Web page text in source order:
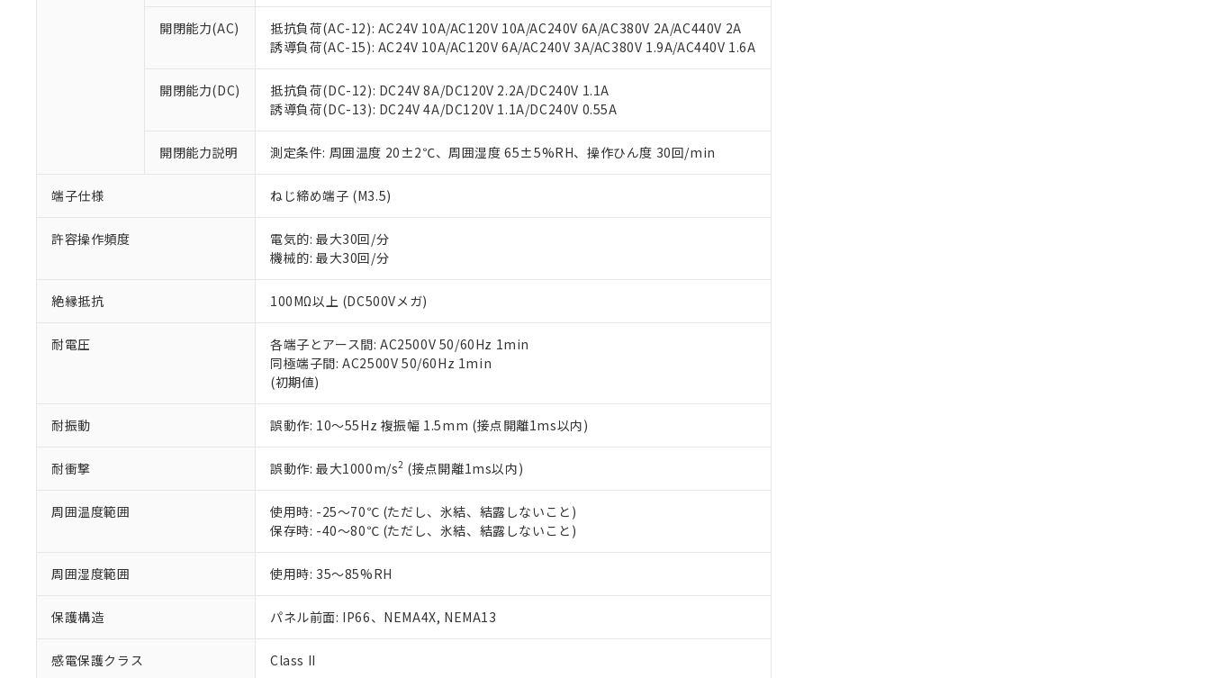
開閉能力(AC)
抵抗負荷(AC-12): AC24V 10A/AC120V 10A/AC240V 6A/AC380V 2A/AC440V 2A
誘導負荷(AC-15): AC24V 10A/AC120V 6A/AC240V 3A/AC380V 1.9A/AC440V 1.6A
開閉能力(DC)
抵抗負荷(DC-12): DC24V 8A/DC120V 2.2A/DC240V 1.1A
誘導負荷(DC-13): DC24V 4A/DC120V 1.1A/DC240V 0.55A
開閉能力説明 測定条件: 周囲温度 20±2℃、周囲湿度 65±5%RH、操作ひん度 30回/min
端子仕様 ねじ締め端子 (M3.5)
許容操作頻度
電気的: 最大30回/分
機械的: 最大30回/分
絶縁抵抗 100MΩ以上 (DC500Vメガ)
耐電圧
各端子とアース間: AC2500V 50/60Hz 1min
同極端子間: AC2500V 50/60Hz 1min
(初期値)
耐振動 誤動作: 10～55Hz 複振幅 1.5mm (接点開離1ms以内)
耐衝撃 誤動作: 最大1000m/s2 (接点開離1ms以内)
周囲温度範囲
使用時: -25～70℃ (ただし、氷結、結露しないこと)
保存時: -40～80℃ (ただし、氷結、結露しないこと)
周囲湿度範囲 使用時: 35～85%RH
保護構造 パネル前面: IP66、NEMA4X, NEMA13
感電保護クラス Class II
本サービスは、当社制御機器事業取扱商品の当社在庫状況および標準価格(税抜)を提供させていただ
くものです。
当社制御機器事業取扱商品の中には、本サービスの対象外となる商品もあることをご了承ください。
のであり、閲覧された時点での実際の在庫および標準価格とは異なる場合があることをご了承くださ
い。
正式な納期状況および標準価格はお客様のお取引先、またはお客様担当のオムロン制御機器販売店・
当社販売員にご相談ください。
オムロン制御機器販売店や当社販売拠点は「販売ネットワーク
」をご確認ください。
在庫状況および標準価格結果を当社の事前の承諾なく第三者に漏洩または開示しないようお願いしま
マイパーツ機能（部品リスト作成サービス）をご利用いただくには、I-Webメンバーズにご登録され
ている必要があります。
お客様が当ウェブサイト上で当社にご登録された部品リストについて、当社および当社の共同利用者
さい。
※当社の共同利用者とは、"個人情報の共同利用に関して"
の「1.共同利用者の範囲」に記載されて
いる法人を指します。
*EU RoHS指令（10物質）：
鉛(Pb) 1000ppm以下、 水銀(Hg) 1000ppm以下、 カドミウム(Cd) 100ppm以下、
六価クロム(Cr(Ⅵ)) 1000ppm以下、ポリ臭化ビフェニル類(PBB) 1000ppm以下、ポリ臭化ジフェニルエーテル類(PBDE) 1000ppm以下、
但し、RoHS指令で産業用監視および制御機器に対する適用除外項目は除く。
フタル酸エステル類の４物質については閾値を超える意図的な使用がないことを確認しています。
※2 対応予定月
部品在庫の切り替え状況などにより、予定月が前後することがあります。
※3 非含有証明書ダウンロード
下記の非含有証明書をダウンロードすることができます。
EU RoHS指令（10物質）の非含有証明書
51物質の非含有証明書（当社基準）
※本証明書は発行日時点で非含有を証明するもので、過去に遡って非含有を証明するものではありません。
また、RoHS指令のフタル酸エステル類４物質の対応では、対応完了までの期間は出荷製品に未対応品が
混在することから備考欄に対応日を記載しておりました。
り割愛しております。
「－」：未確認です。当社販売部門へお問い合わせください。
*中国RoHS10物質の基準値 (GB/T26572)：
Pb(鉛) :1000ppm、 Hg(水銀) : 1000ppm、 Cd(カドミウム) : 100ppm、
Cr(Ⅵ)(六価クロム) : 1000ppm、 PBBs(ポリ臭化ビフェニル類) : 1000ppm、 PBDEs(ポリ臭化ジフェニルエーテル類) : 1000ppm、
DBP(フタル酸ジブチル) : 1000ppm、 DIBP(フタル酸ジイソブチル) : 1000ppm、 BBP(フタル酸ブチルベンジル) : 1000ppm、
DEHP(フタル酸ビス(2-エチルヘキシル)) : 1000ppm
※2 環境保護使用期限
「ｅ」：有害物質（10物質）のすべてが基準値以下であることを示します。
「10」：通常の使用状況下において有害物質が外部に漏えいし、環境に深刻な影響を及ぼさない年数を意
味します。
当社は、これら貴社製品のうち、外国為替および外国貿易法に定める商品（以下｢規制貨物等」とい
う）を輸出または国外への提供する場合は、日本国政府の輸出許可(または役務取引許可)を取得する
当社は規制貨物を破棄する場合は、完全に破砕するなど、違法に輸出されないよう必要な手段を講じ
ます。
当社は貴社製品を、核兵器、ミサイル、化学兵器、生物兵器またはその他武器並びにこれらの製造装
当社は、貴社製品を第三者に販売する場合は、上記1、2および3の内容を当該第三者に通知します。
また当社は、販売先および販売に係わる関係者が違法に輸出するおそれがある場合は、取り引きをい
たしません。
記
号
説明
○ 一定数以上の在庫あり
△ 一定数には満たないが在庫あり
－
在庫なし(最新の在庫状況については、お客様のお取引先、またはお客様担当のオムロン制御
機器販売店・当社販売員にご確認ください)
空
白
受注生産機種、また在庫状況の情報を公開していない機種